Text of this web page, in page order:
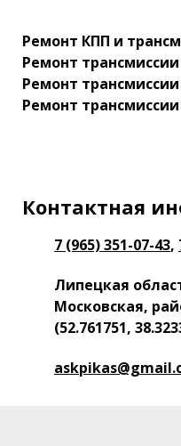
Ремонт КПП и
Ремонт
Ремонт
Ремонт
Контактная
7 (965) 351-07-43,
Липецкая
Московская,
(52.761751,